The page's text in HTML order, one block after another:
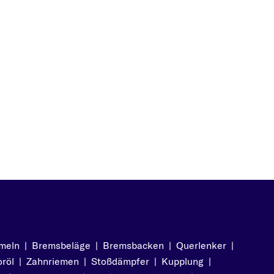
| Bremsbeläge | Bremsbacken | Querlenker |
| Zahnriemen | Stoßdämpfer | Kupplung |